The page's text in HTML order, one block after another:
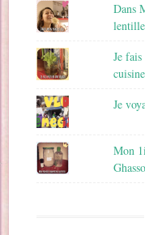
Dans
Je
Je
Mon